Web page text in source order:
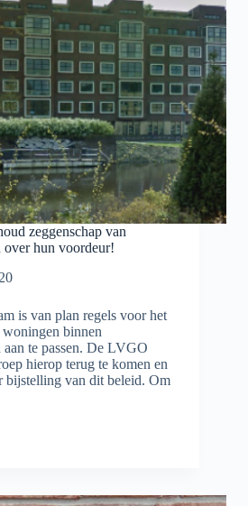
zeggenschap van
over hun voordeur!
is van plan regels voor het
binnen
te passen. De LVGO
hierop terug te komen en
bijstelling van dit beleid. Om